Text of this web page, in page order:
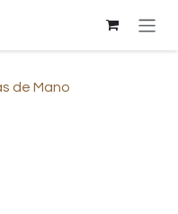
de Mano